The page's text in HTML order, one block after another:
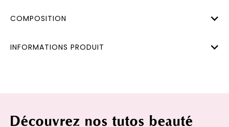
COMPOSITION
INFORMATIONS PRODUIT
Découvrez nos tutos beauté